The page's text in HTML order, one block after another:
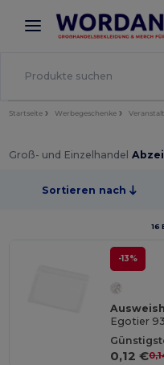
× Wordans App
Bessere Preise in der
Startseite Werbegeschenke
Groß- und Einzelhandel
Sortieren nach
16
-13%
Egotier
0,12 €